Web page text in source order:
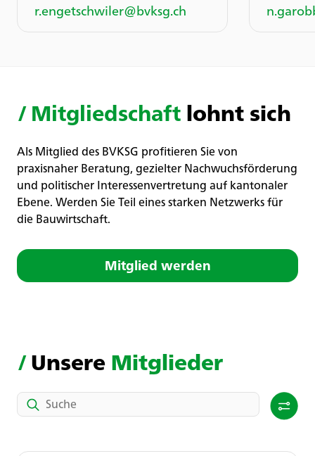
r.engetschwiler@bvksg.ch
/Mitgliedschaftlohnt sich
Als Mitglied des BVKSG profitieren Sie von
praxisnaher Beratung, gezielter Nachwuchsförderung
und politischer Interessenvertretung auf kantonaler
Ebene. Werden Sie Teil eines starken Netzwerks für
die Bauwirtschaft.
Mitglied werden
/UnsereMitglieder